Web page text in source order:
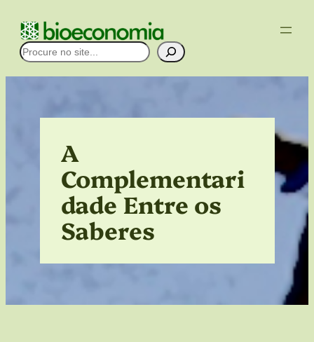
para
Pesquisar
A
Complementari
dade Entre os
Saberes